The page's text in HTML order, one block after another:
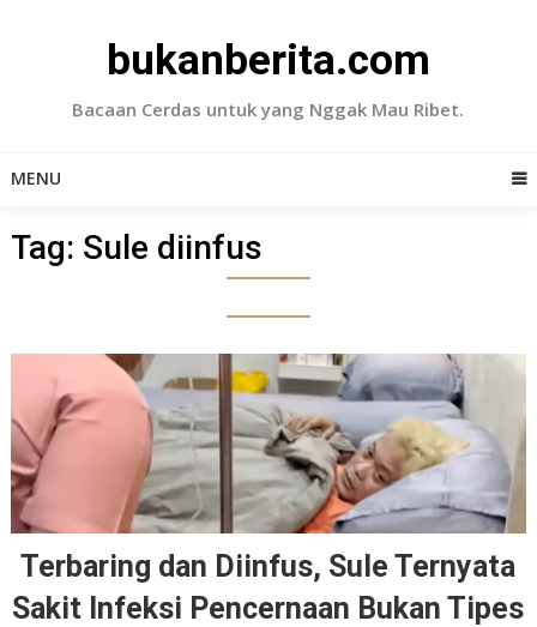
bukanberita.com
Bacaan Cerdas untuk yang Nggak Mau Ribet.
MENU
Tag: Sule diinfus
Terbaring dan Diinfus, Sule Ternyata
Sakit Infeksi Pencernaan Bukan Tipes